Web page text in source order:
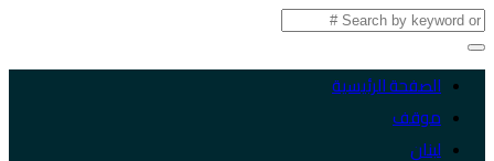
الصفحة الرئيسية
موقف
لبنان